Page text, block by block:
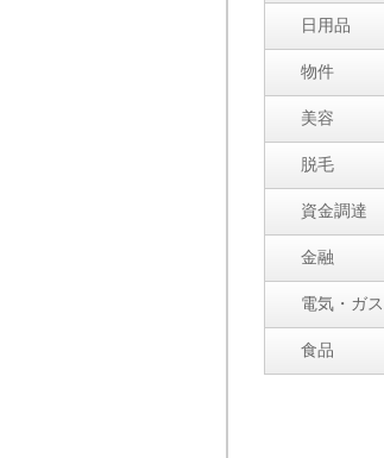
日用品
物件
美容
脱毛
資金調達
金融
電気・ガス
食品